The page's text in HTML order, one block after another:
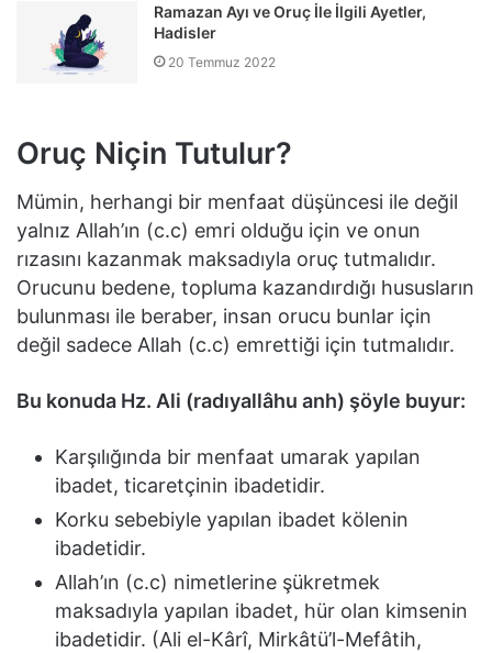
Ramazan Ayı ve Oruç İle İlgili Ayetler,
Hadisler
20 Temmuz 2022
Oruç Niçin Tutulur?
Mümin, herhangi bir menfaat düşüncesi ile değil
yalnız Allah’ın (c.c) emri olduğu için ve onun
rızasını kazanmak maksadıyla oruç tutmalıdır.
Orucunu bedene, topluma kazandırdığı hususların
bulunması ile beraber, insan orucu bunlar için
değil sadece Allah (c.c) emrettiği için tutmalıdır.
Bu konuda Hz. Ali (radıyallâhu anh) şöyle buyur:
Karşılığında bir menfaat umarak yapılan
ibadet, ticaretçinin ibadetidir.
Korku sebebiyle yapılan ibadet kölenin
ibadetidir.
Allah’ın (c.c) nimetlerine şükretmek
maksadıyla yapılan ibadet, hür olan kimsenin
ibadetidir. (Ali el-Kârî, Mirkâtü’l-Mefâtih,